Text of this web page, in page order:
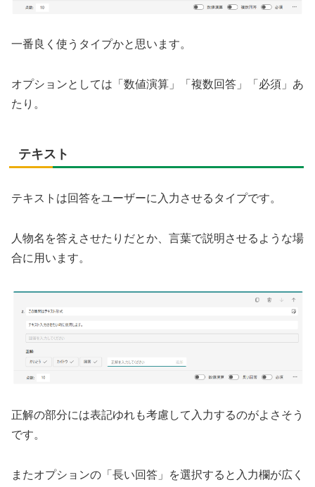
一番良く使うタイプかと思います。
オプションとしては「数値演算」「複数回答」「必須」あ
たり。
テキスト
テキストは回答をユーザーに入力させるタイプです。
人物名を答えさせたりだとか、言葉で説明させるような場
合に用います。
正解の部分には表記ゆれも考慮して入力するのがよさそう
です。
またオプションの「長い回答」を選択すると入力欄が広く